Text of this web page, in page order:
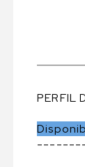
PERFIL